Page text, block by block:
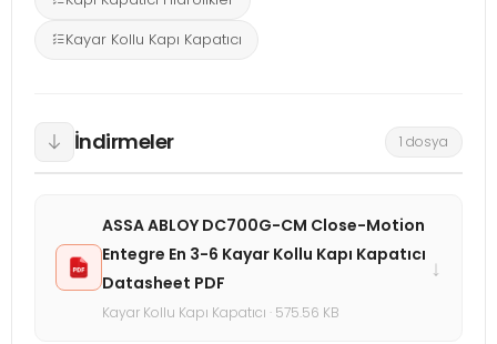
Kayar Kollu Kapı Kapatıcı
İndirmeler 1 dosya
ASSA ABLOY DC700G-CM Close-Motion
Entegre En 3-6 Kayar Kollu Kapı Kapatıcı
Datasheet PDF
Kayar Kollu Kapı Kapatıcı · 575.56 KB
↓